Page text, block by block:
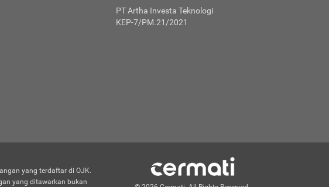
PT Artha Investa Teknologi
KEP-7/PM.21/2021
yang terdaftar di OJK.
yang ditawarkan bukan